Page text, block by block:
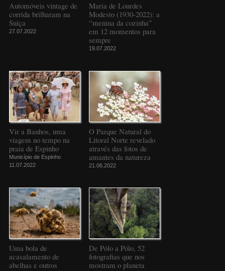
Automóveis vintage de
corrida brilharam na
Suíça
27.07.2022
Maria de Lourdes
Modesto (1930-2022): a
“menina da cozinha”
em 12 momentos para
sempre
19.07.2022
Vir a Banhos, uma
viagem no tempo na
praia de Espinho
Município de Espinho
11.07.2022
O Parque Natural do
Litoral Norte revelado
através das fotos de
amantes da natureza
21.06.2022
Uma bola de
acasalamento de
abelhas e outros
De Pólo a Pólo, 52
fotografias que nos
mostram o planeta